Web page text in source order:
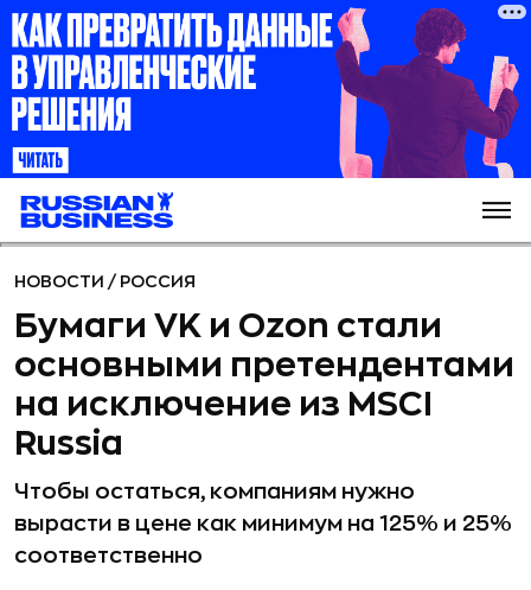
НОВОСТИ / РОССИЯ
Бумаги VK и Ozon стали
основными претендентами
на исключение из MSCI
Russia
Чтобы остаться, компаниям нужно
вырасти в цене как минимум на 125% и 25%
соответственно